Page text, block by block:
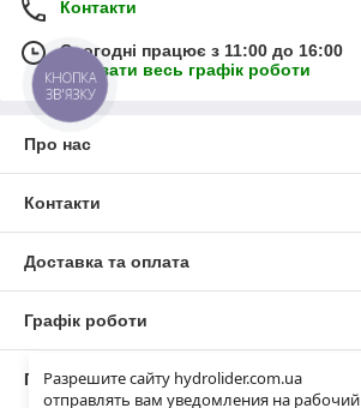
Разрешите сайту hydrolider.com.ua
отправлять вам уведомления на рабочий
Контакти
Сьогодні працює з 11:00 до 16:00
Показати весь графік роботи
Про нас
Контакти
Доставка та оплата
Графік роботи
Повна версія сайту
КНОПКА
ЗВ'ЯЗКУ